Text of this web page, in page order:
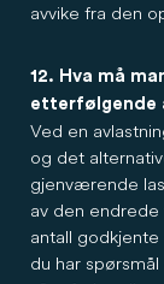
avvike fra den
12. Hva må
etterfølgende
Ved en
og det
gjenværende
av den endrede
antall
du har